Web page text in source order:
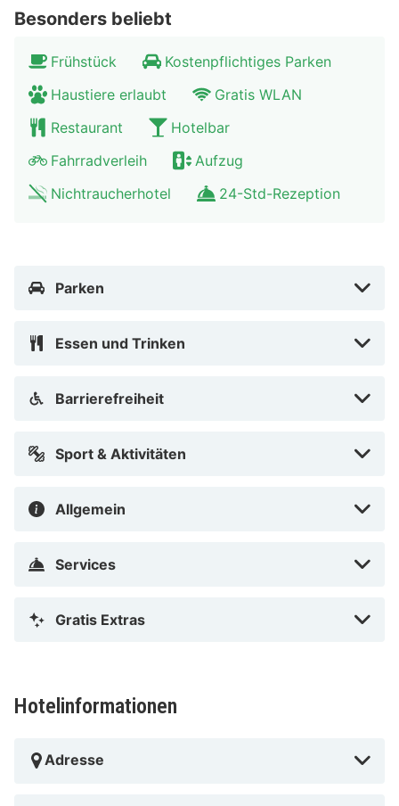
Besonders beliebt
Frühstück
Kostenpflichtiges Parken
Haustiere erlaubt
Gratis WLAN
Restaurant
Hotelbar
Fahrradverleih
Aufzug
Nichtraucherhotel
24-Std-Rezeption
Parken
Essen und Trinken
Barrierefreiheit
Sport & Aktivitäten
Allgemein
Services
Gratis Extras
Hotelinformationen
Adresse